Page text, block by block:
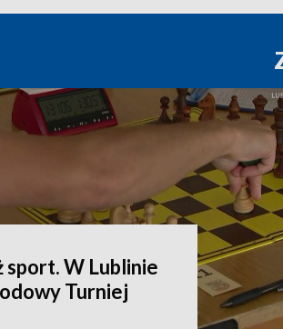
sport. W Lublinie
Turniej